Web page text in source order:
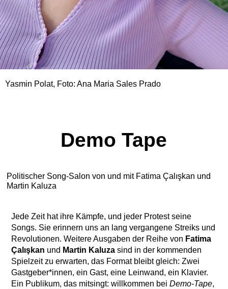
Yasmin Polat, Foto: Ana Maria Sales Prado
Demo Tape
Politischer Song-Salon von und mit Fatima Çalışkan und
Martin Kaluza
Jede Zeit hat ihre Kämpfe, und jeder Protest seine
Songs. Sie erinnern uns an lang vergangene Streiks und
Revolutionen. Weitere Ausgaben der Reihe von Fatima
Çalışkan und Martin Kaluzasind in der kommenden
Spielzeit zu erwarten, das Format bleibt gleich: Zwei
Gastgeber*innen, ein Gast, eine Leinwand, ein Klavier.
Ein Publikum, das mitsingt: willkommen bei Demo-Tape,